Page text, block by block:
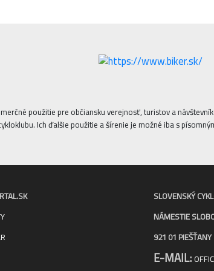
použitie pre občiansku verejnosť, turistov a
Ich ďalšie použitie a šírenie je možné iba s
SLOVENSKÝ
NÁMESTIE
921 01 PIEŠŤANY
E-MAIL: